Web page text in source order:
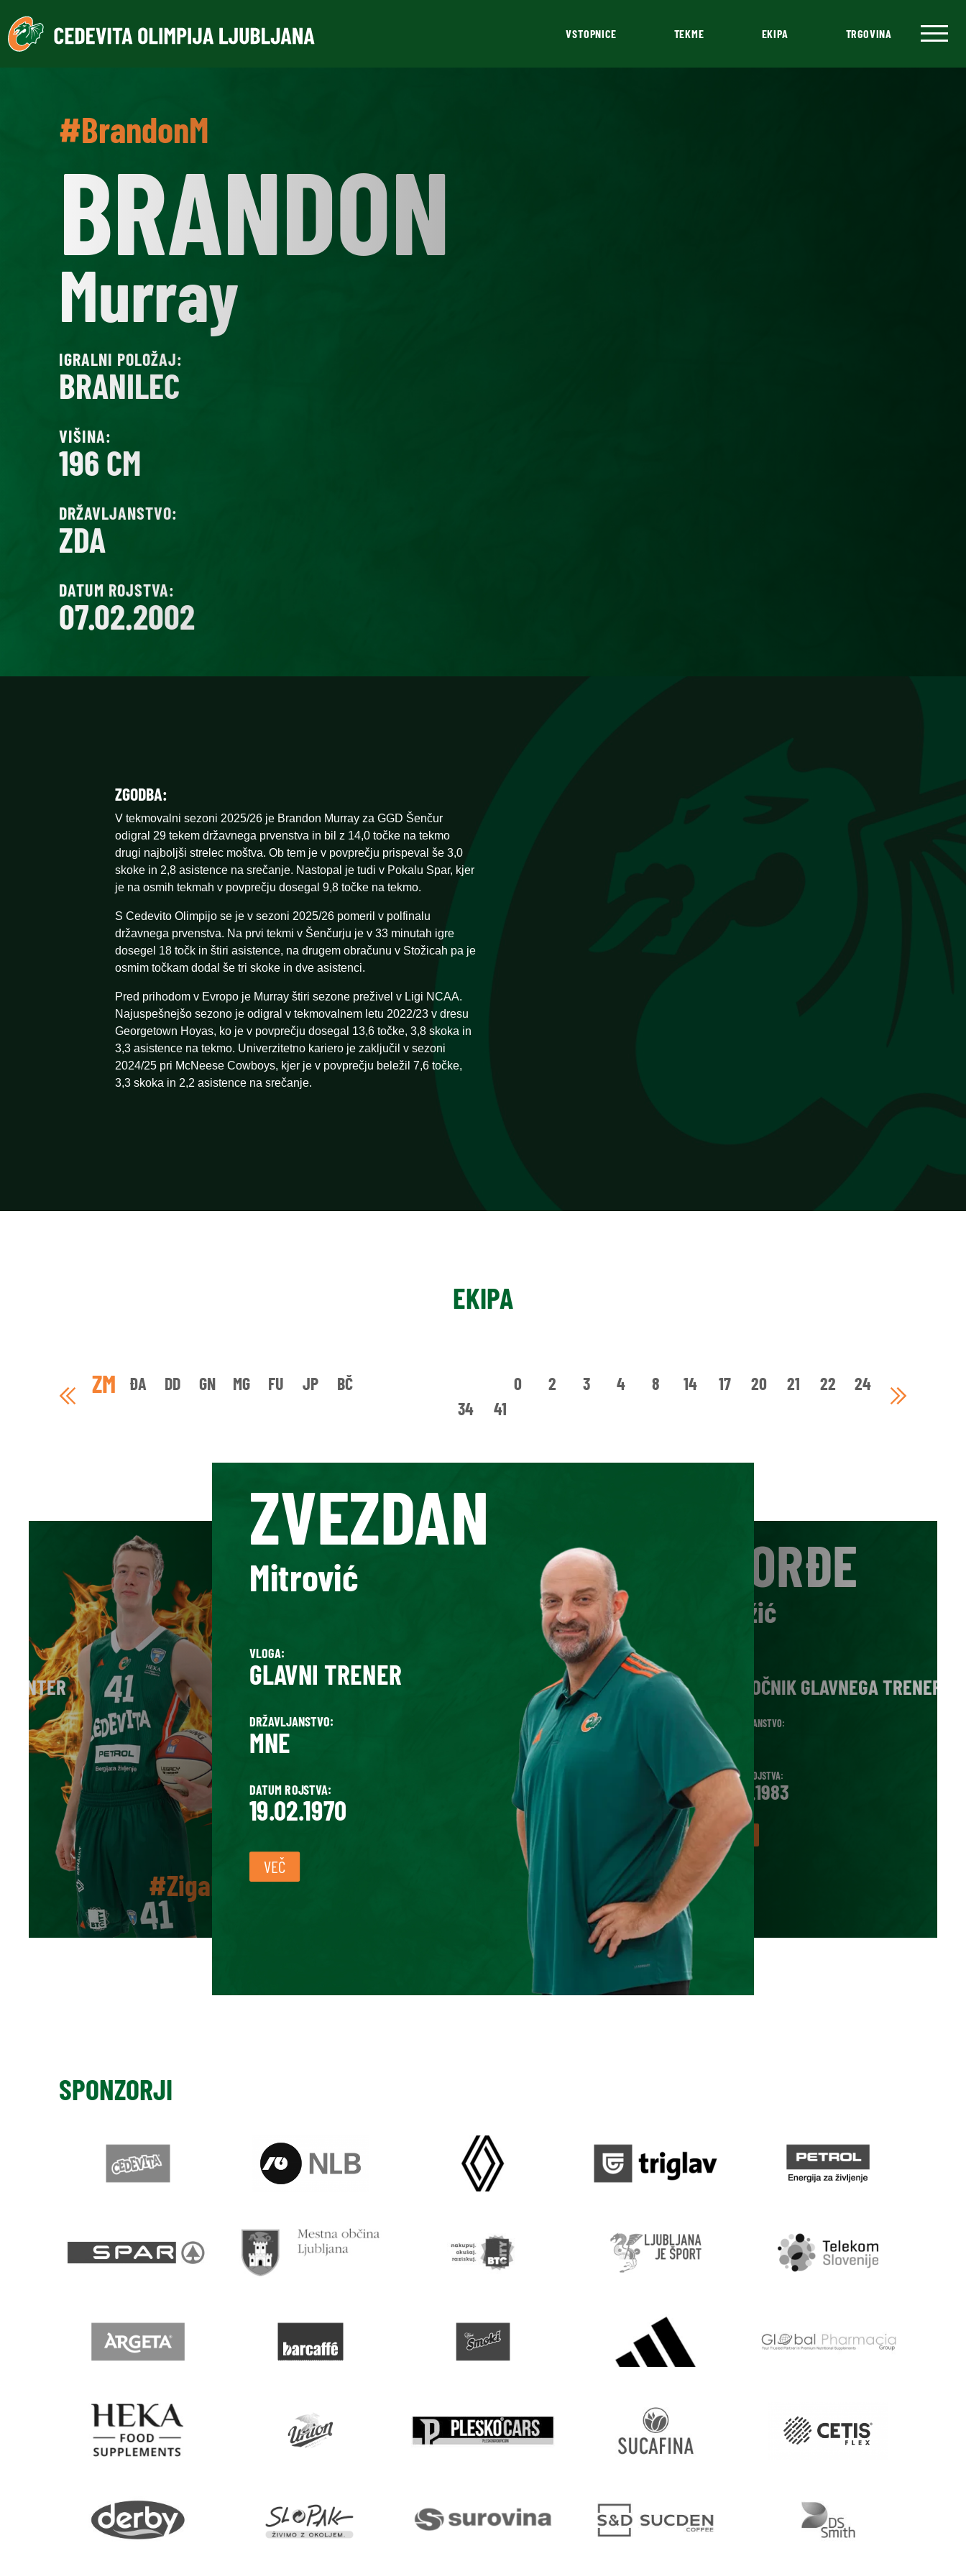
VSTOPNICE TEKME EKIPA TRGOVINA
#BrandonM
BRANDON
Murray
IGRALNI POLOŽAJ:
BRANILEC
VIŠINA:
196 CM
DRŽAVLJANSTVO:
ZDA
DATUM ROJSTVA:
07.02.2002
ZGODBA:
V tekmovalni sezoni 2025/26 je Brandon Murray za GGD Šenčur
odigral 29 tekem državnega prvenstva in bil z 14,0 točke na tekmo
drugi najboljši strelec moštva. Ob tem je v povprečju prispeval še 3,0
skoke in 2,8 asistence na srečanje. Nastopal je tudi v Pokalu Spar, kjer
je na osmih tekmah v povprečju dosegal 9,8 točke na tekmo.
S Cedevito Olimpijo se je v sezoni 2025/26 pomeril v polfinalu
državnega prvenstva. Na prvi tekmi v Šenčurju je v 33 minutah igre
dosegel 18 točk in štiri asistence, na drugem obračunu v Stožicah pa je
osmim točkam dodal še tri skoke in dve asistenci.
Pred prihodom v Evropo je Murray štiri sezone preživel v Ligi NCAA.
Najuspešnejšo sezono je odigral v tekmovalnem letu 2022/23 v dresu
Georgetown Hoyas, ko je v povprečju dosegal 13,6 točke, 3,8 skoka in
3,3 asistence na tekmo. Univerzitetno kariero je zaključil v sezoni
2024/25 pri McNeese Cowboys, kjer je v povprečju beležil 7,6 točke,
3,3 skoka in 2,2 asistence na srečanje.
EKIPA
ZM ĐA DD GN MG FU JP BČ 0 2 3 4 8 14 17 20 21 22
24
34
41
#ZigaD
ZVEZDAN
Mitrović
VLOGA:
GLAVNI TRENER
DRŽAVLJANSTVO:
MNE
DATUM ROJSTVA:
19.02.1970
VEČ
ĐORĐE
Adžić
POMOČNIK GLAVNEGA TRENERJA
DRŽAVLJANSTVO:
SRB
DATUM ROJSTVA:
12.11.1983
VEČ
SPONZORJI